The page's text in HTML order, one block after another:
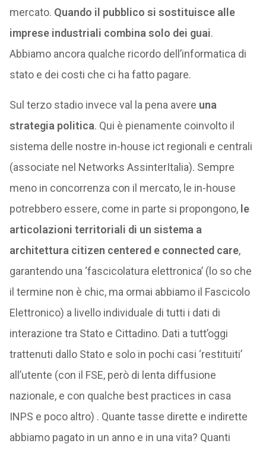
mercato. Quando il pubblico si sostituisce alle
imprese industriali combina solo dei guai.
Abbiamo ancora qualche ricordo dell’informatica di
stato e dei costi che ci ha fatto pagare.
Sul terzo stadio invece val la pena avere una
strategia politica. Qui è pienamente coinvolto il
sistema delle nostre in-house ict regionali e centrali
(associate nel Networks AssinterItalia). Sempre
meno in concorrenza con il mercato, le in-house
potrebbero essere, come in parte si propongono, le
articolazioni territoriali di un sistema a
architettura citizen centered e connected care,
garantendo una ‘fascicolatura elettronica’ (lo so che
il termine non è chic, ma ormai abbiamo il Fascicolo
Elettronico) a livello individuale di tutti i dati di
interazione tra Stato e Cittadino. Dati a tutt’oggi
trattenuti dallo Stato e solo in pochi casi ‘restituiti’
all’utente (con il FSE, però di lenta diffusione
nazionale, e con qualche best practices in casa
INPS e poco altro) . Quante tasse dirette e indirette
abbiamo pagato in un anno e in una vita? Quanti